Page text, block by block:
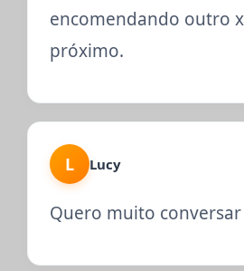
encomendando outro
próximo.
L Lucy
Quero muito conversar